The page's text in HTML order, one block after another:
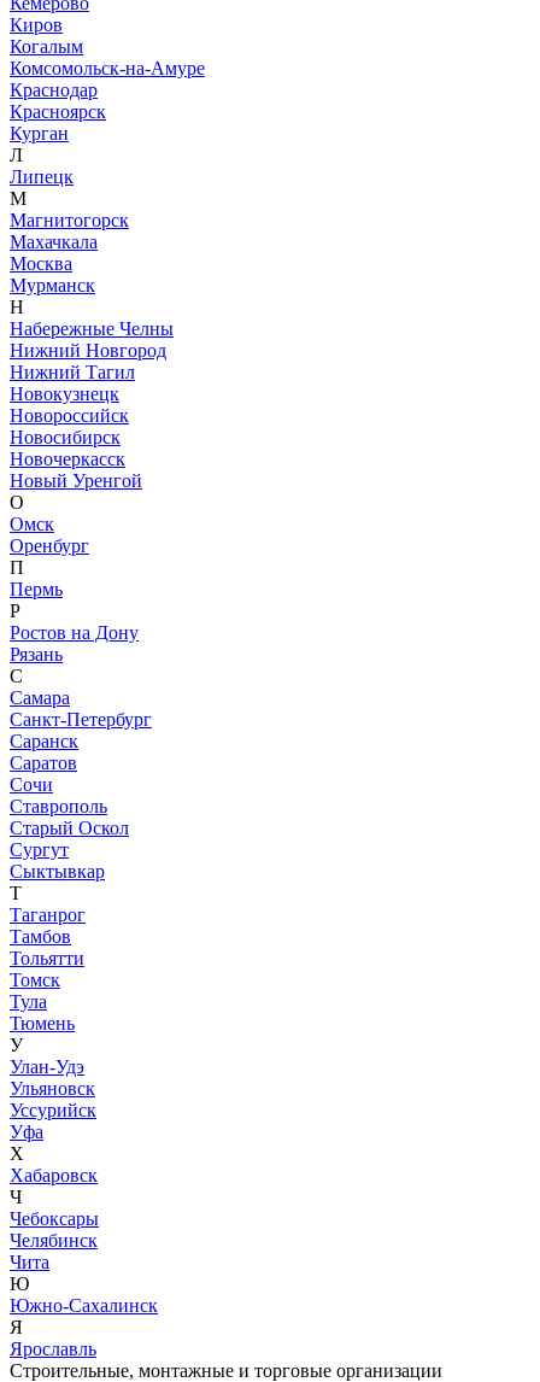
Киров
Когалым
Комсомольск-на-Амуре
Краснодар
Красноярск
Курган
Л
Липецк
М
Магнитогорск
Махачкала
Москва
Мурманск
Н
Набережные Челны
Нижний Новгород
Нижний Тагил
Новокузнецк
Новороссийск
Новосибирск
Новочеркасск
Новый Уренгой
О
Омск
Оренбург
П
Пермь
Р
Ростов на Дону
Рязань
С
Самара
Санкт-Петербург
Саранск
Саратов
Сочи
Ставрополь
Старый Оскол
Сургут
Сыктывкар
Т
Таганрог
Тамбов
Тольятти
Томск
Тула
Тюмень
У
Улан-Удэ
Ульяновск
Уссурийск
Уфа
Х
Хабаровск
Ч
Чебоксары
Челябинск
Чита
Ю
Южно-Сахалинск
Я
Ярославль
Строительные, монтажные и торговые организации